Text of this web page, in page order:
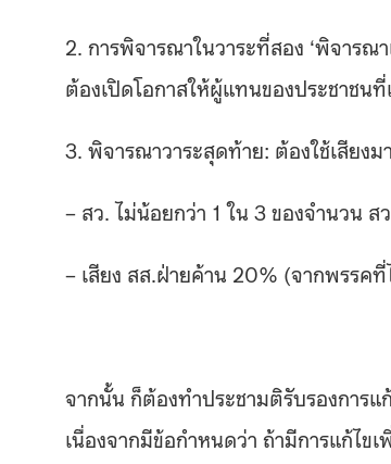
2. การพิจารณาในวาระที่สอง ‘พิจารณ
ต้องเปิดโอกาสให้ผู้แทนของประชาชน
3. พิจารณาวาระสุดท้าย: ต้องใช้เสียง
– สว. ไม่น้อยกว่า 1 ใน 3 ของจำนวน สว.
– เสียง สส.ฝ่ายค้าน 20% (จากพรรค
จากนั้น ก็ต้องทำประชามติรับรองการ
เนื่องจากมีข้อกำหนดว่า ถ้ามีการแก้ไ